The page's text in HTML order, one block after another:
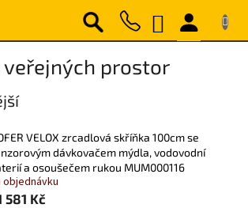
NÁKUPNÍ
KOŠÍK
veřejných prostor
VELOX zrcadlová skříňka 100cm se
dávkovačem mýdla, vodovodní
a osoušečem rukou MUM000116
objednávku
581 Kč